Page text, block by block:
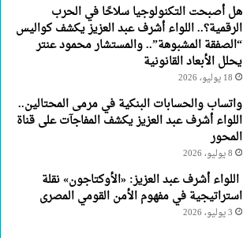
هل أصبحت التكنولوجيا سلاحًا في الحرب
الرقمية؟.. اللواء أشرف عبد العزيز يكشف كواليس
“الصفقة المشبوهة”.. والمستشار محمود عنتر
يحلل الأبعاد القانونية
18 يوليو، 2026
واتساب والحسابات البنكية في مرمى المحتالين..
اللواء أشرف عبد العزيز يكشف المفاجآت على قناة
المحور
8 يوليو، 2026
اللواء أشرف عبد العزيز: «الأوكتاجون» نقلة
استراتيجية في مفهوم الأمن القومي المصرى
3 يوليو، 2026